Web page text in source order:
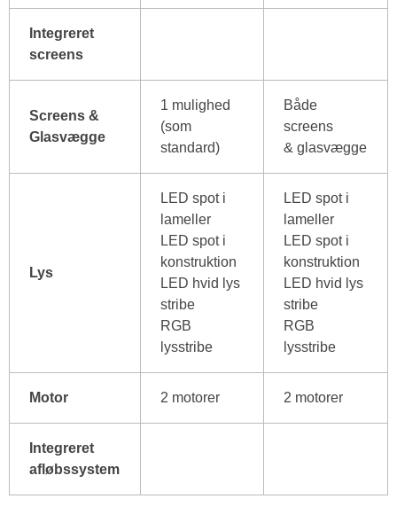
Integreret
screens
Screens &
Glasvægge
1 mulighed
(som
standard)
Både
screens
& glasvægge
Lys
LED spot i
lameller
LED spot i
konstruktion
LED hvid lys
stribe
RGB
lysstribe
LED spot i
lameller
LED spot i
konstruktion
LED hvid lys
stribe
RGB
lysstribe
Motor 2 motorer 2 motorer
Integreret
afløbssystem